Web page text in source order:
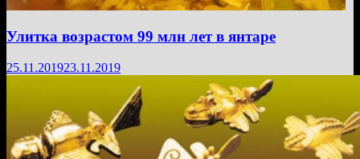
Улитка возрастом 99 млн лет в янтаре
25.11.201923.11.2019